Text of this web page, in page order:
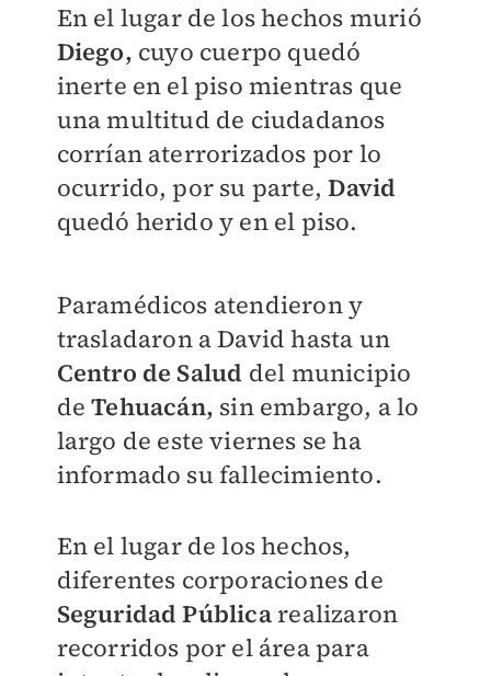
En el lugar de los hechos murió
Diego, cuyo cuerpo quedó
inerte en el piso mientras que
una multitud de ciudadanos
corrían aterrorizados por lo
ocurrido, por su parte, David
quedó herido y en el piso.
Paramédicos atendieron y
trasladaron a David hasta un
Centro de Salud del municipio
deTehuacán, sin embargo, a lo
largo de este viernes se ha
informado su fallecimiento.
En el lugar de los hechos,
diferentes corporaciones de
Seguridad Públicarealizaron
recorridos por el área para